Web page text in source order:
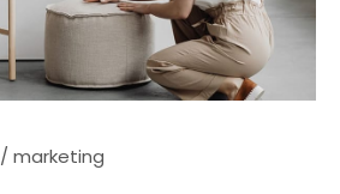
/ marketing